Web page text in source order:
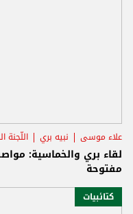
علاء موسى نبيه بري اللّجنة
لقاء بري والخماسية:
مفتوحة
كتائبيات